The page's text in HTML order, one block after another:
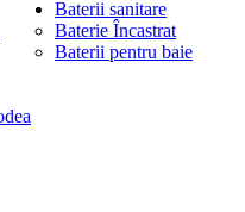
Baterii sanitare
Baterie Încastrat
Baterii pentru baie